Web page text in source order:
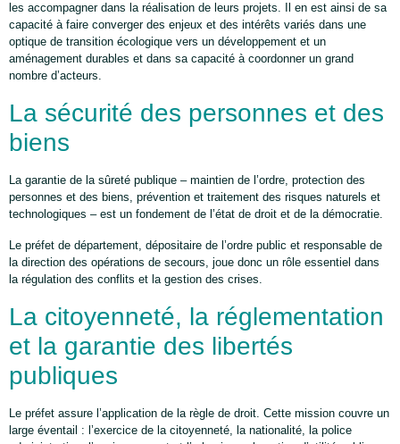
les accompagner dans la réalisation de leurs projets. Il en est ainsi de sa
capacité à faire converger des enjeux et des intérêts variés dans une
optique de transition écologique vers un développement et un
aménagement durables et dans sa capacité à coordonner un grand
nombre d’acteurs.
La sécurité des personnes et des
biens
La garantie de la sûreté publique – maintien de l’ordre, protection des
personnes et des biens, prévention et traitement des risques naturels et
technologiques – est un fondement de l’état de droit et de la démocratie.
Le préfet de département, dépositaire de l’ordre public et responsable de
la direction des opérations de secours, joue donc un rôle essentiel dans
la régulation des conflits et la gestion des crises.
La citoyenneté, la réglementation
et la garantie des libertés
publiques
Le préfet assure l’application de la règle de droit. Cette mission couvre un
large éventail : l’exercice de la citoyenneté, la nationalité, la police